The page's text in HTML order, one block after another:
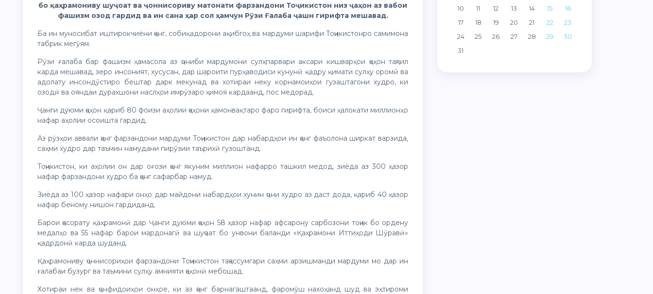
бо қаҳрамониву шуҷоат ва ҷоннисориву матонати фарзандони Тоҷикистон низ ҷаҳон аз вабои
фашизм озод гардид ва ин сана ҳар сол ҳамчун Рӯзи Ғалаба ҷашн гирифта мешавад.
Ба ин муносибат иштирокчиёни ҷанг, собиқадорони ақибгоҳ ва мардуми шарифи Тоҷикистонро самимона
табрик мегӯям.
Рӯзи ғалаба бар фашизм ҳамасола аз ҷониби мардумони сулҳпарвари аксари кишварҳои ҷаҳон таҷлил
карда мешавад, зеро инсоният, хусусан, дар шароити пурҳаводиси кунунӣ қадру қимати сулҳу оромӣ ва
адолату инсондӯстиро бештар дарк мекунад ва хотираи неку корнамоиҳои гузаштагони худро, ки
озодӣ ва ояндаи дурахшони наслҳои имрӯзаро ҳимоя кардаанд, пос медорад.
Ҷанги дуюми ҷаҳон қариб 80 фоизи аҳолии ҷаҳони ҳамонвақтаро фаро гирифта, боиси ҳалокати миллионҳо
нафар аҳолии осоишта гардид.
Аз рӯзҳои аввали ҷанг фарзандони мардуми Тоҷикистон дар набардҳои ин ҷанг фаъолона ширкат варзида,
саҳми худро дар таъмин намудани пирӯзии таърихӣ гузоштанд.
Тоҷикистон, ки аҳолии он дар оғози ҷанг якуним миллион нафарро ташкил медод, зиёда аз 300 ҳазор
нафар фарзандони худро ба ҷанг сафарбар намуд.
Зиёда аз 100 ҳазор нафари онҳо дар майдони набардҳои хунин ҷони худро аз даст дода, қариб 40 ҳазор
нафар беному нишон гардиданд.
Барои ҷасорату қаҳрамонӣ дар Ҷанги дуюми ҷаҳон 58 ҳазор нафар афсарону сарбозони тоҷик бо ордену
медалҳо ва 55 нафар барои мардонагӣ ва шуҷоат бо унвони баланди «Қаҳрамони Иттиҳоди Шӯравӣ»
қадрдонӣ карда шуданд.
Қаҳрамониву ҷоннисориҳои фарзандони Тоҷикистон таҷассумгари саҳми арзишманди мардуми мо дар ин
ғалабаи бузург ва таъмини сулҳу амнияти ҷаҳонӣ мебошад.
Хотираи нек ва ҷонфидоиҳои онҳое, ки аз ҷанг барнагаштаанд, фаромӯш нахоҳанд шуд ва эҳтироми
10
11 12 13 14 15
16
17
18 19 20 21 22
23
24
25 26 27 28 29
30
31